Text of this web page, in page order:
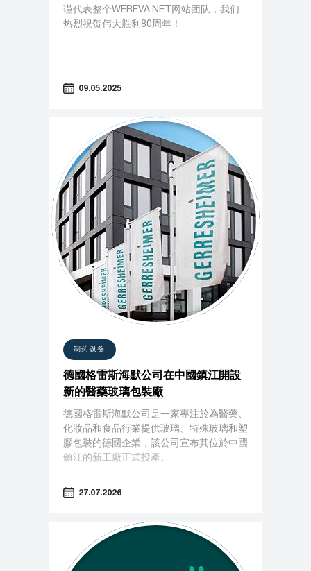
谨代表整个WEREVA.NET网站团队，我们
热烈祝贺伟大胜利80周年！
09.05.2025
制药设备
德國格雷斯海默公司在中國鎮江開設
新的醫藥玻璃包裝廠
德國格雷斯海默公司是一家專注於為醫藥、
化妝品和食品行業提供玻璃、特殊玻璃和塑
膠包裝的德國企業，該公司宣布其位於中國
鎮江的新工廠正式投產。
27.07.2026